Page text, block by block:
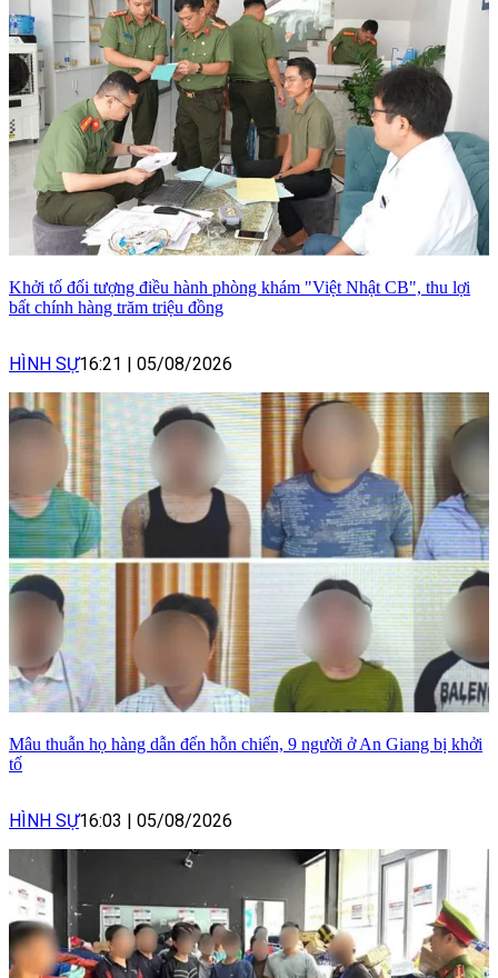
Khởi tố đối tượng điều hành phòng khám "Việt Nhật CB", thu lợi
bất chính hàng trăm triệu đồng
HÌNH SỰ16:21 | 05/08/2026
Mâu thuẫn họ hàng dẫn đến hỗn chiến, 9 người ở An Giang bị khởi
tố
HÌNH SỰ16:03 | 05/08/2026